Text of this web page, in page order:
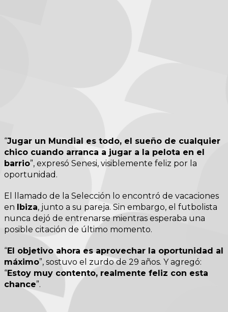
“Jugar un Mundial es todo, el sueño de cualquier
chico cuando arranca a jugar a la pelota en el
barrio”, expresó Senesi, visiblemente feliz por la
oportunidad.
El llamado de la Selección lo encontró de vacaciones
en Ibiza, junto a su pareja. Sin embargo, el futbolista
nunca dejó de entrenarse mientras esperaba una
posible citación de último momento.
“El objetivo ahora es aprovechar la oportunidad al
máximo”, sostuvo el zurdo de 29 años. Y agregó:
“Estoy muy contento, realmente feliz con esta
chance”.